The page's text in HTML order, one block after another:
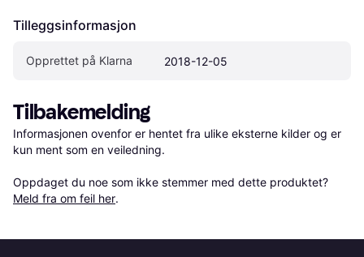
Tilleggsinformasjon
Opprettet på Klarna 2018-12-05
Tilbakemelding
Informasjonen ovenfor er hentet fra ulike eksterne kilder og er
kun ment som en veiledning.
Oppdaget du noe som ikke stemmer med dette produktet?
Meld fra om feil her.